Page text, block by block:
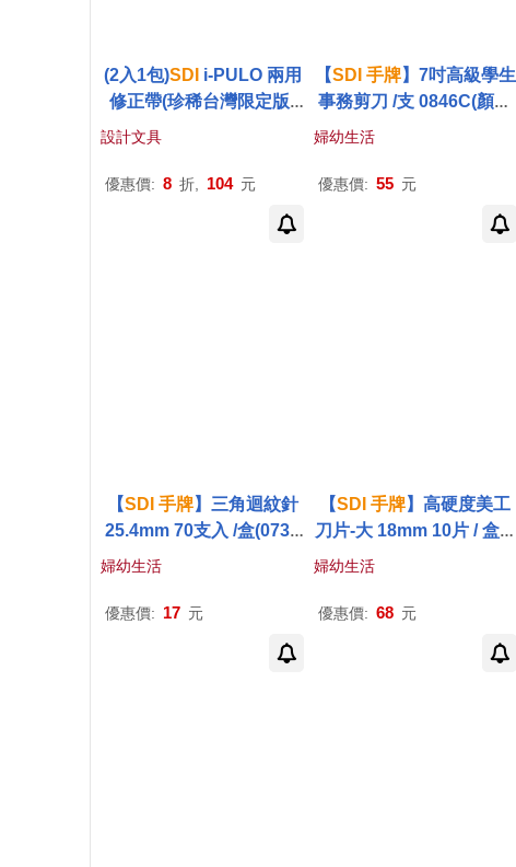
(2入1包)SDI i-PULO 兩用
修正帶(珍稀台灣限定版)
設計文具
優惠價: 8 折, 104 元
【SDI 手牌】7吋高級學生
事務剪刀 /支 0846C(顏色
婦幼生活
優惠價: 55 元
【SDI 手牌】三角迴紋針
25.4mm 70支入 /盒(0731
婦幼生活
優惠價: 17 元
【SDI 手牌】高硬度美工
刀片-大 18mm 10片 / 盒(1
婦幼生活
優惠價: 68 元